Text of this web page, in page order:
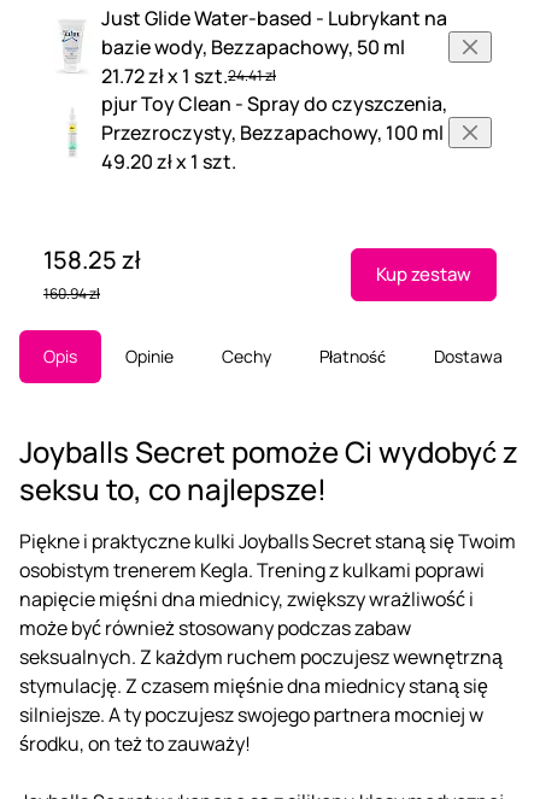
Just Glide Water-based - Lubrykant na
bazie wody, Bezzapachowy, 50 ml
21.72 zł x 1 szt.24.41 zł
pjur Toy Clean - Spray do czyszczenia,
Przezroczysty, Bezzapachowy, 100 ml
49.20 zł x 1 szt.
158.25 zł
160.94 zł
Kup zestaw
Opis Opinie Cechy Płatność Dostawa
Joyballs Secret pomoże Ci wydobyć z
seksu to, co najlepsze!
Piękne i praktyczne kulki Joyballs Secret staną się Twoim
osobistym trenerem Kegla. Trening z kulkami poprawi
napięcie mięśni dna miednicy, zwiększy wrażliwość i
może być również stosowany podczas zabaw
seksualnych. Z każdym ruchem poczujesz wewnętrzną
stymulację. Z czasem mięśnie dna miednicy staną się
silniejsze. A ty poczujesz swojego partnera mocniej w
środku, on też to zauważy!